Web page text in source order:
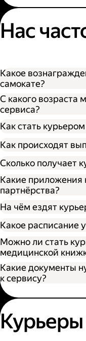
Нас
Какое
самокате?
С какого возраста
сервиса?
Как стать
Как происходят
Сколько получает
Какие приложения
партнёрства?
На чём ездят
Какое расписание
Можно ли стать
медицинской
Какие документы
к сервису?